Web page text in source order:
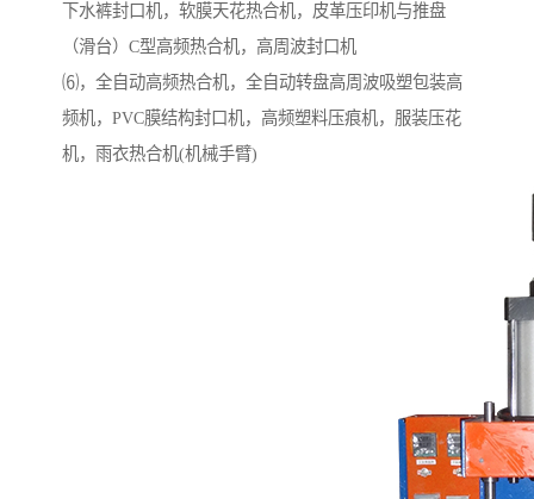
下水裤封口机，软膜天花热合机，皮革压印机与推盘
（滑台）C型高频热合机，高周波封口机
⑹，全自动高频热合机，全自动转盘高周波吸塑包装高
频机，PVC膜结构封口机，高频塑料压痕机，服装压花
机，雨衣热合机(机械手臂)